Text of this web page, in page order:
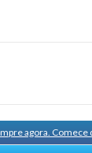
agora. Comece